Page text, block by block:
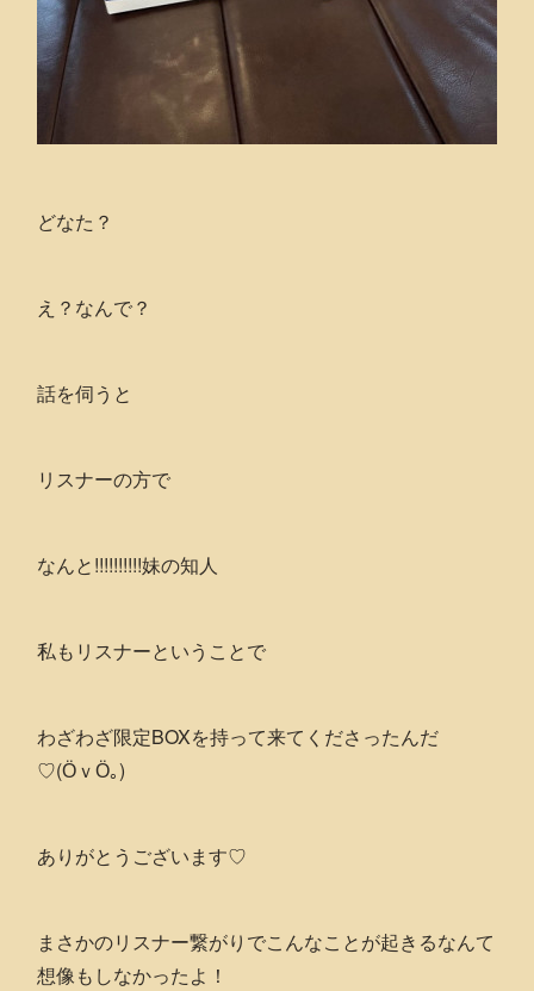
どなた？
え？なんで？
話を伺うと
リスナーの方で
なんと!!!!!!!!!!妹の知人
私もリスナーということで
わざわざ限定BOXを持って来てくださったんだ
♡⁠(⁠Ӧ⁠ｖ⁠Ӧ⁠｡⁠)
ありがとうございます♡
まさかのリスナー繋がりでこんなことが起きるなんて
想像もしなかったよ！